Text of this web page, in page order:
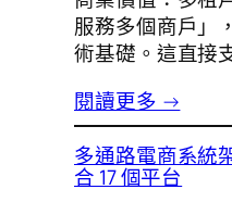
服務多個商戶」
術基礎。這直接
閱讀更多 →
多通路電商系統
合 17 個平台